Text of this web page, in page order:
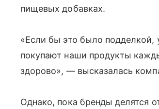
пищевых добавках.
«Если бы это было подделкой,
покупают наши продукты
здорово», — высказалась
Однако, пока бренды делятся